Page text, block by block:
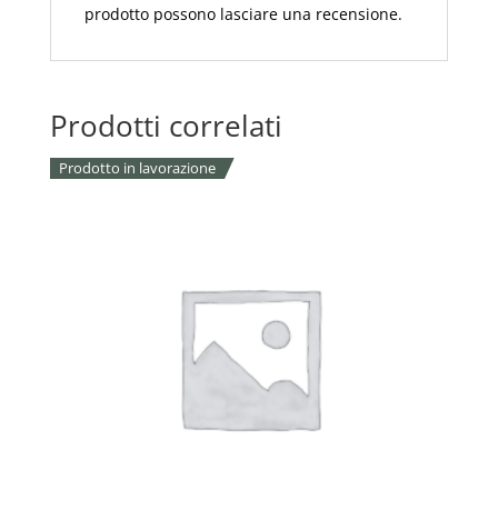
prodotto possono lasciare una recensione.
Prodotti correlati
Prodotto in lavorazione